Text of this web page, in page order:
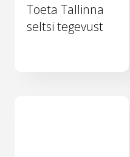
Toeta Tallinna
seltsi tegevust